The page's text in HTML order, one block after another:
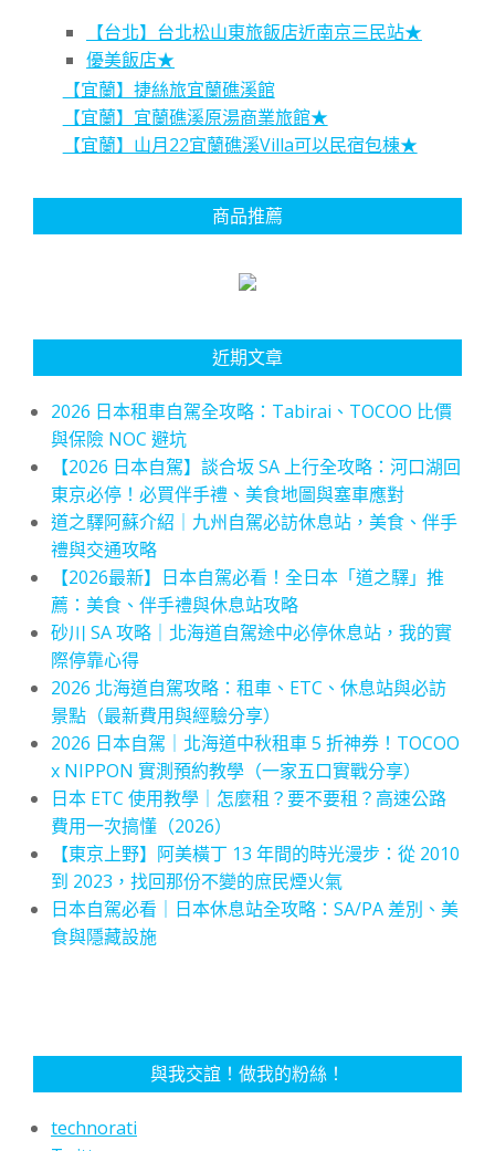
【台北】台北松山東旅飯店近南京三民站★
優美飯店★
【宜蘭】捷絲旅宜蘭礁溪館
【宜蘭】宜蘭礁溪原湯商業旅館★
【宜蘭】山月22宜蘭礁溪Villa可以民宿包棟★
商品推薦
近期文章
2026 日本租車自駕全攻略：Tabirai、TOCOO 比價
與保險 NOC 避坑
【2026 日本自駕】談合坂 SA 上行全攻略：河口湖回
東京必停！必買伴手禮、美食地圖與塞車應對
道之驛阿蘇介紹｜九州自駕必訪休息站，美食、伴手
禮與交通攻略
【2026最新】日本自駕必看！全日本「道之驛」推
薦：美食、伴手禮與休息站攻略
砂川 SA 攻略｜北海道自駕途中必停休息站，我的實
際停靠心得
2026 北海道自駕攻略：租車、ETC、休息站與必訪
景點（最新費用與經驗分享）
2026 日本自駕｜北海道中秋租車 5 折神券！TOCOO
x NIPPON 實測預約教學（一家五口實戰分享）
日本 ETC 使用教學｜怎麼租？要不要租？高速公路
費用一次搞懂（2026）
【東京上野】阿美橫丁 13 年間的時光漫步：從 2010
到 2023，找回那份不變的庶民煙火氣
日本自駕必看｜日本休息站全攻略：SA/PA 差別、美
食與隱藏設施
與我交誼！做我的粉絲！
technorati